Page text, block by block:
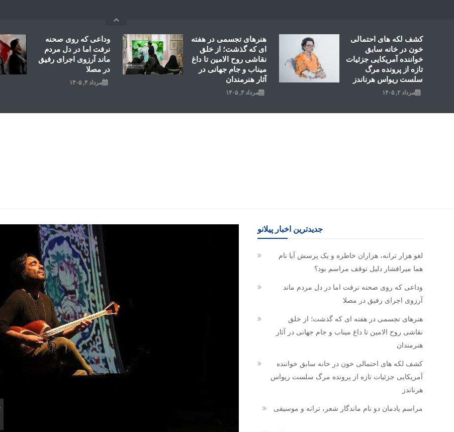
وداعی که روی صحنه
نرفت اما در دل مردم
ماند آرزوی اجرای رفیق
در مصلا
مرداد ۴, ۱۴۰۵
هنرهای تجسمی در هفته
ای که گذشت؛ از خلق
نقاشی روح الامین تا داغ
میناب و جام جهانی در
آثار هنرمندان
مرداد ۳, ۱۴۰۵
کشف لکه های احتمالی
خون در خانه سابق
خواننده آمریکایی جزئیات
تازه از پرونده مرگ
سلست ریواس هرناندز
مرداد ۲, ۱۴۰۵
جدیدترین اخبار پیلانو
لغو هزار ترانه، هزاران خاطره و یک پرسش آیا نام
هما میرافشار دلیل توقف مراسم بود؟
وداعی که روی صحنه نرفت اما در دل مردم ماند
آرزوی اجرای رفیق در مصلا
هنرهای تجسمی در هفته ای که گذشت؛ از خلق
نقاشی روح الامین تا داغ میناب و جام جهانی در آثار
هنرمندان
کشف لکه های احتمالی خون در خانه سابق خواننده
آمریکایی جزئیات تازه از پرونده مرگ سلست ریواس
هرناندز
مراسم یادمان دو نام ماندگار شعر، ترانه و موسیقی